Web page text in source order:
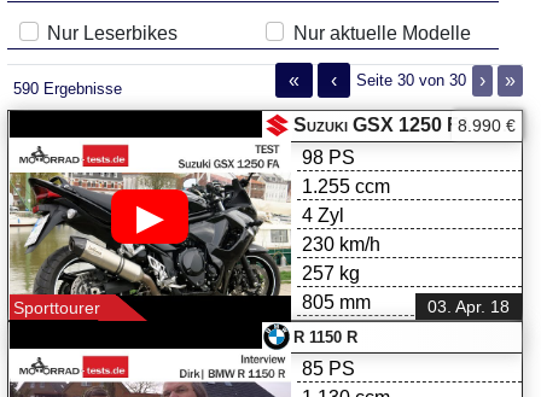
Nur Leserbikes Nur aktuelle Modelle
590 Ergebnisse « ‹ Seite 30 von 30 › »
▶
Suzuki GSX 1250 FA im Test
03. Apr. 18
Sporttourer
8.990 €
98 PS
1.255 ccm
4 Zyl
230 km/h
257 kg
805 mm
R 1150 R
85 PS